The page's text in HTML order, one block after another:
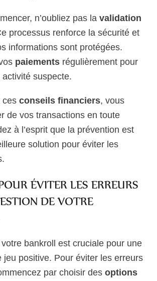
n’oubliez pas la validation
processus renforce la sécurité et
informations sont protégées.
paiements régulièrement pour
suspecte.
ces conseils financiers, vous
de vos transactions en toute
à l’esprit que la prévention est
solution pour éviter les
ÉVITER LES ERREURS
DE VOTRE
bankroll est cruciale pour une
jeu positive. Pour éviter les erreurs
par choisir des options